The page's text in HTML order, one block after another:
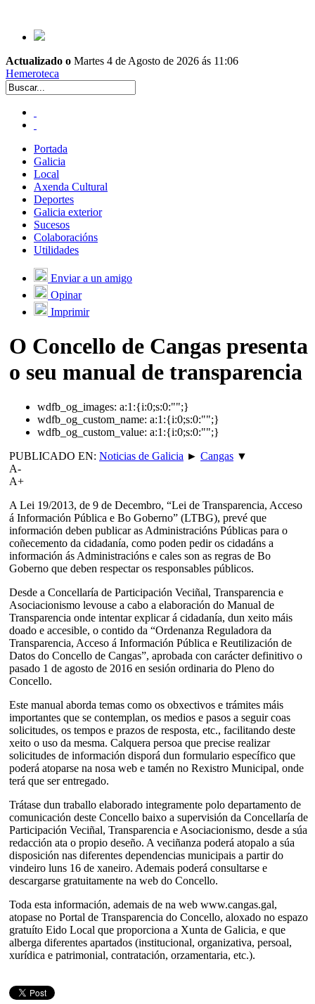
Actualizado o Martes 4 de Agosto de 2026 ás 11:06
Hemeroteca
Portada
Galicia
Local
Axenda Cultural
Deportes
Galicia exterior
Sucesos
Colaboracións
Utilidades
Enviar a un amigo
Opinar
Imprimir
O Concello de Cangas presenta
o seu manual de transparencia
wdfb_og_images: a:1:{i:0;s:0:"";}
wdfb_og_custom_name: a:1:{i:0;s:0:"";}
wdfb_og_custom_value: a:1:{i:0;s:0:"";}
PUBLICADO EN: Noticias de Galicia ► Cangas ▼
A-
A+
A Lei 19/2013, de 9 de Decembro, “Lei de Transparencia, Acceso
á Información Pública e Bo Goberno” (LTBG), prevé que
información deben publicar as Administracións Públicas para o
coñecemento da cidadanía, como poden pedir os cidadáns a
información ás Administracións e cales son as regras de Bo
Goberno que deben respectar os responsables públicos.
Desde a Concellaría de Participación Veciñal, Transparencia e
Asociacionismo levouse a cabo a elaboración do Manual de
Transparencia onde intentar explicar á cidadanía, dun xeito máis
doado e accesible, o contido da “Ordenanza Reguladora da
Transparencia, Acceso á Información Pública e Reutilización de
Datos do Concello de Cangas”, aprobada con carácter definitivo o
pasado 1 de agosto de 2016 en sesión ordinaria do Pleno do
Concello.
Este manual aborda temas como os obxectivos e trámites máis
importantes que se contemplan, os medios e pasos a seguir coas
solicitudes, os tempos e prazos de resposta, etc., facilitando deste
xeito o uso da mesma. Calquera persoa que precise realizar
solicitudes de información disporá dun formulario específico que
poderá atoparse na nosa web e tamén no Rexistro Municipal, onde
terá que ser entregado.
Trátase dun traballo elaborado integramente polo departamento de
comunicación deste Concello baixo a supervisión da Concellaría de
Participación Veciñal, Transparencia e Asociacionismo, desde a súa
redacción ata o propio deseño. A veciñanza poderá atopalo a súa
disposición nas diferentes dependencias municipais a partir do
vindeiro luns 16 de xaneiro. Ademais poderá consultarse e
descargarse gratuitamente na web do Concello.
Toda esta información, ademais de na web www.cangas.gal,
atopase no Portal de Transparencia do Concello, aloxado no espazo
gratuíto Eido Local que proporciona a Xunta de Galicia, e que
alberga diferentes apartados (institucional, organizativa, persoal,
xurídica e patrimonial, contratación, orzamentaria, etc.).